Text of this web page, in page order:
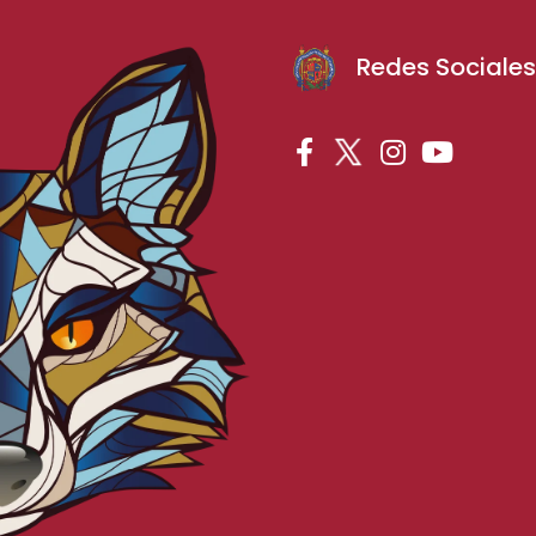
Redes Sociales